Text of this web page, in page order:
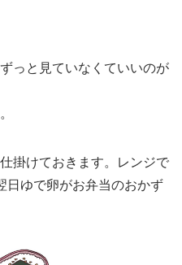
っと見ていなくていいのが
掛けておきます。レンジで
日ゆで卵がお弁当のおかず